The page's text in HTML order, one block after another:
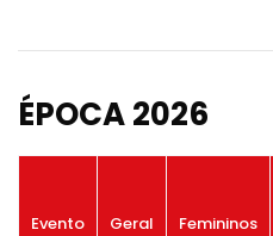
ÉPOCA 2026
Evento Geral Femininos